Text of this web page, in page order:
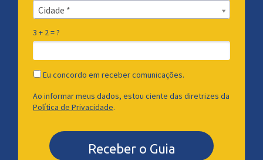
Cidade *
Cidade*
3 + 2 = ?
Eu concordo em receber comunicações.
Ao informar meus dados, estou ciente das diretrizes da
Política de Privacidade.
Receber o Guia